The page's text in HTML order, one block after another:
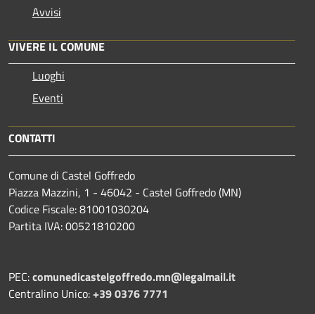
Avvisi
VIVERE IL COMUNE
Luoghi
Eventi
CONTATTI
Comune di Castel Goffredo
Piazza Mazzini, 1 - 46042 - Castel Goffredo (MN)
Codice Fiscale: 81001030204
Partita IVA: 00521810200
PEC:comunedicastelgoffredo.mn@legalmail.it
Centralino Unico:+39 0376 7771